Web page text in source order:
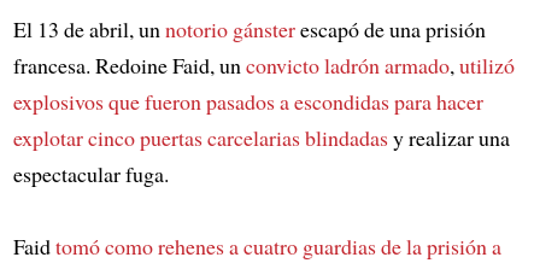
El 13 de abril, unnotorio gánsterescapó de una prisión
francesa. Redoine Faid, unconvicto ladrón armado,utilizó
explosivos que fueron pasados a escondidaspara hacer
explotar cinco puertas carcelarias blindadasy realizar una
espectacular fuga.
Faidtomó como rehenes a cuatro guardias de la prisióna